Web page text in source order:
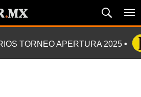
TORNEO APERTURA 2025